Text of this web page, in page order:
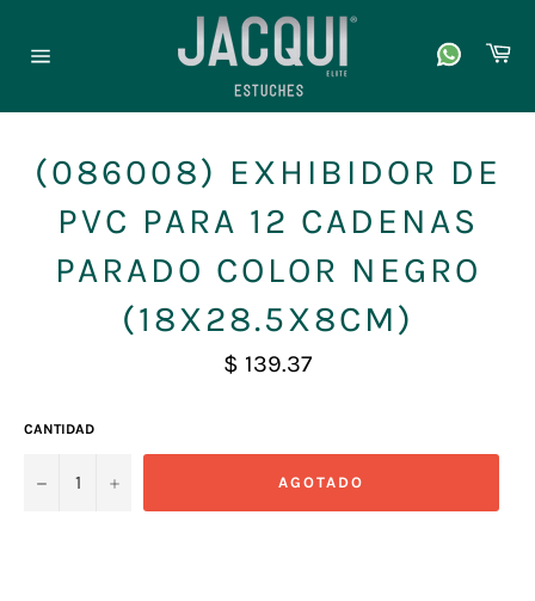
(086008) EXHIBIDOR DE
PVC PARA 12 CADENAS
PARADO COLOR NEGRO
(18X28.5X8CM)
Precio
habitual
$ 139.37
CANTIDAD
− + AGOTADO